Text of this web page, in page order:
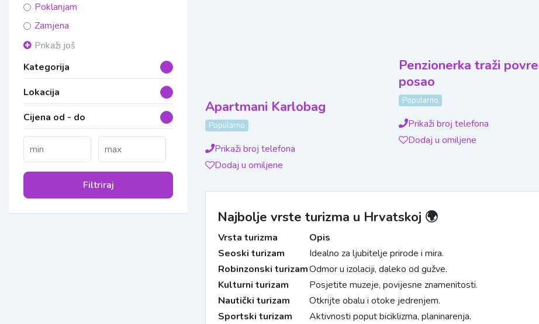
Poklanjam
Zamjena
Prikaži još
Kategorija
Lokacija
Cijena od - do
Filtriraj
Apartmani Karlobag
Popularno
Prikaži broj telefona
Dodaj u omiljene
Penzionerka traži
posao
Popularno
Prikaži broj telefona
Dodaj u omiljene
Najbolje vrste turizma u Hrvatskoj 🌍
Vrsta turizma
Opis
Seoski turizam
Idealno za ljubitelje prirode i mira.
Robinzonski turizamOdmor u izolaciji, daleko od gužve.
Kulturni turizam
Posjetite muzeje, povijesne znamenitosti.
Nautički turizam
Otkrijte obalu i otoke jedrenjem.
Sportski turizam
Aktivnosti poput biciklizma, planinarenja.